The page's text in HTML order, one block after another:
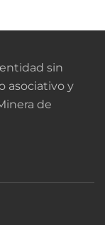
sin
asociativo y
de